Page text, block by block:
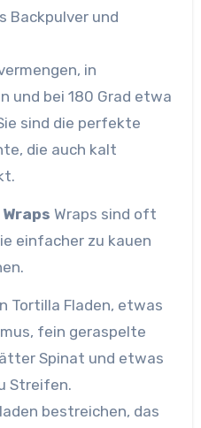
Backpulver und
in
und bei 180 Grad etwa
sind die perfekte
die auch kalt
Wraps sind oft
einfacher zu kauen
Tortilla Fladen, etwas
fein geraspelte
Spinat und etwas
Streifen.
bestreichen, das